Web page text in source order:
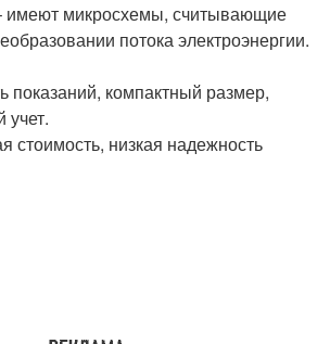
имеют микросхемы, считывающие
потока электроэнергии.
показаний, компактный размер,
стоимость, низкая надежность